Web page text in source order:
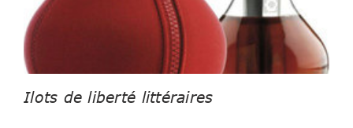
Ilots de liberté littéraires